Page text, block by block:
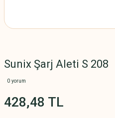
Sunix Şarj Aleti S 208
0 yorum
428,48 TL